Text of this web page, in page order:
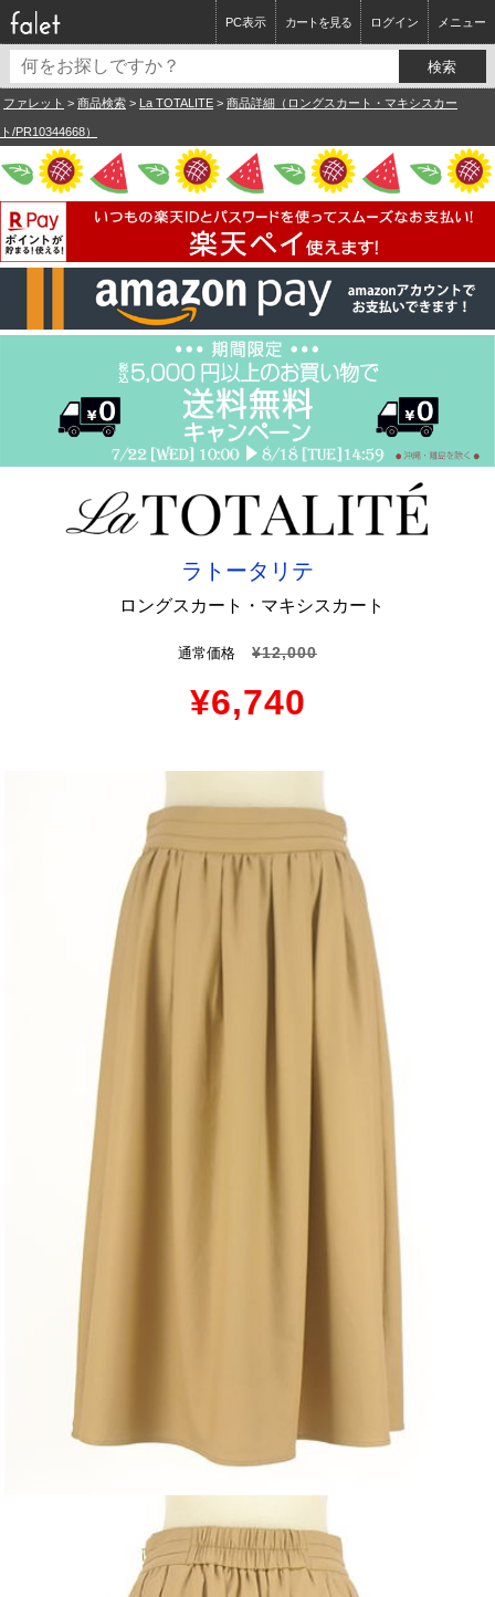
ログイン メニュー
カートを見る
PC表示
ファレット > 商品検索 > La TOTALITE > 商品詳細（ロングスカート・マキシスカー
ト/PR10344668）
ラトータリテ
ロングスカート・マキシスカート
通常価格 ¥12,000
¥6,740